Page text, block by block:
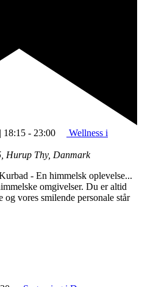
18:15 - 23:00
Wellness i
Hurup Thy, Danmark
- En himmelsk oplevelse...
omgivelser. Du er altid
og vores smilende personale står